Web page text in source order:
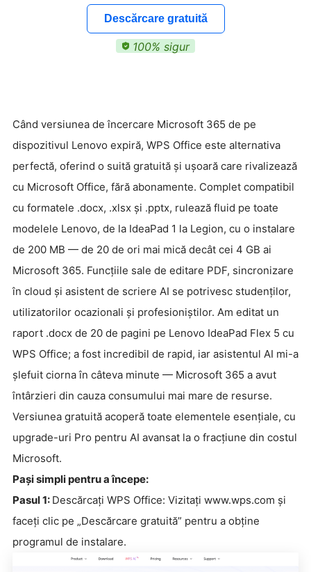
Descărcare gratuită
100% sigur
Când versiunea de încercare Microsoft 365 de pe
dispozitivul Lenovo expiră, WPS Office este alternativa
perfectă, oferind o suită gratuită și ușoară care rivalizează
cu Microsoft Office, fără abonamente. Complet compatibil
cu formatele .docx, .xlsx și .pptx, rulează fluid pe toate
modelele Lenovo, de la IdeaPad 1 la Legion, cu o instalare
de 200 MB — de 20 de ori mai mică decât cei 4 GB ai
Microsoft 365. Funcțiile sale de editare PDF, sincronizare
în cloud și asistent de scriere AI se potrivesc studenților,
utilizatorilor ocazionali și profesioniștilor. Am editat un
raport .docx de 20 de pagini pe Lenovo IdeaPad Flex 5 cu
WPS Office; a fost incredibil de rapid, iar asistentul AI mi-a
șlefuit ciorna în câteva minute — Microsoft 365 a avut
întârzieri din cauza consumului mai mare de resurse.
Versiunea gratuită acoperă toate elementele esențiale, cu
upgrade-uri Pro pentru AI avansat la o fracțiune din costul
Microsoft.
Pași simpli pentru a începe:
Pasul 1: Descărcați WPS Office: Vizitați www.wps.com și
faceți clic pe „Descărcare gratuită” pentru a obține
programul de instalare.